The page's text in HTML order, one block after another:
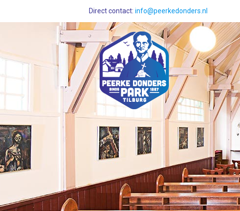
Direct contact:info@peerkedonders.nl